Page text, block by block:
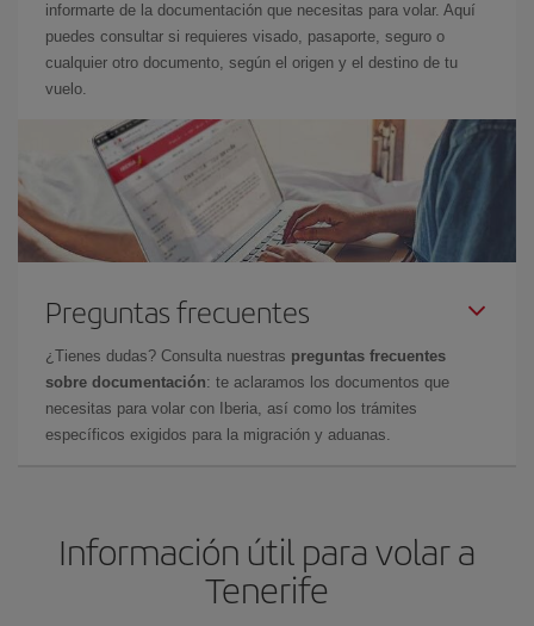
informarte de la documentación que necesitas para volar. Aquí
puedes consultar si requieres visado, pasaporte, seguro o
cualquier otro documento, según el origen y el destino de tu
vuelo.
Preguntas frecuentes
¿Tienes dudas? Consulta nuestras preguntas frecuentes
sobre documentación: te aclaramos los documentos que
necesitas para volar con Iberia, así como los trámites
específicos exigidos para la migración y aduanas.
Información útil para volar a
Tenerife